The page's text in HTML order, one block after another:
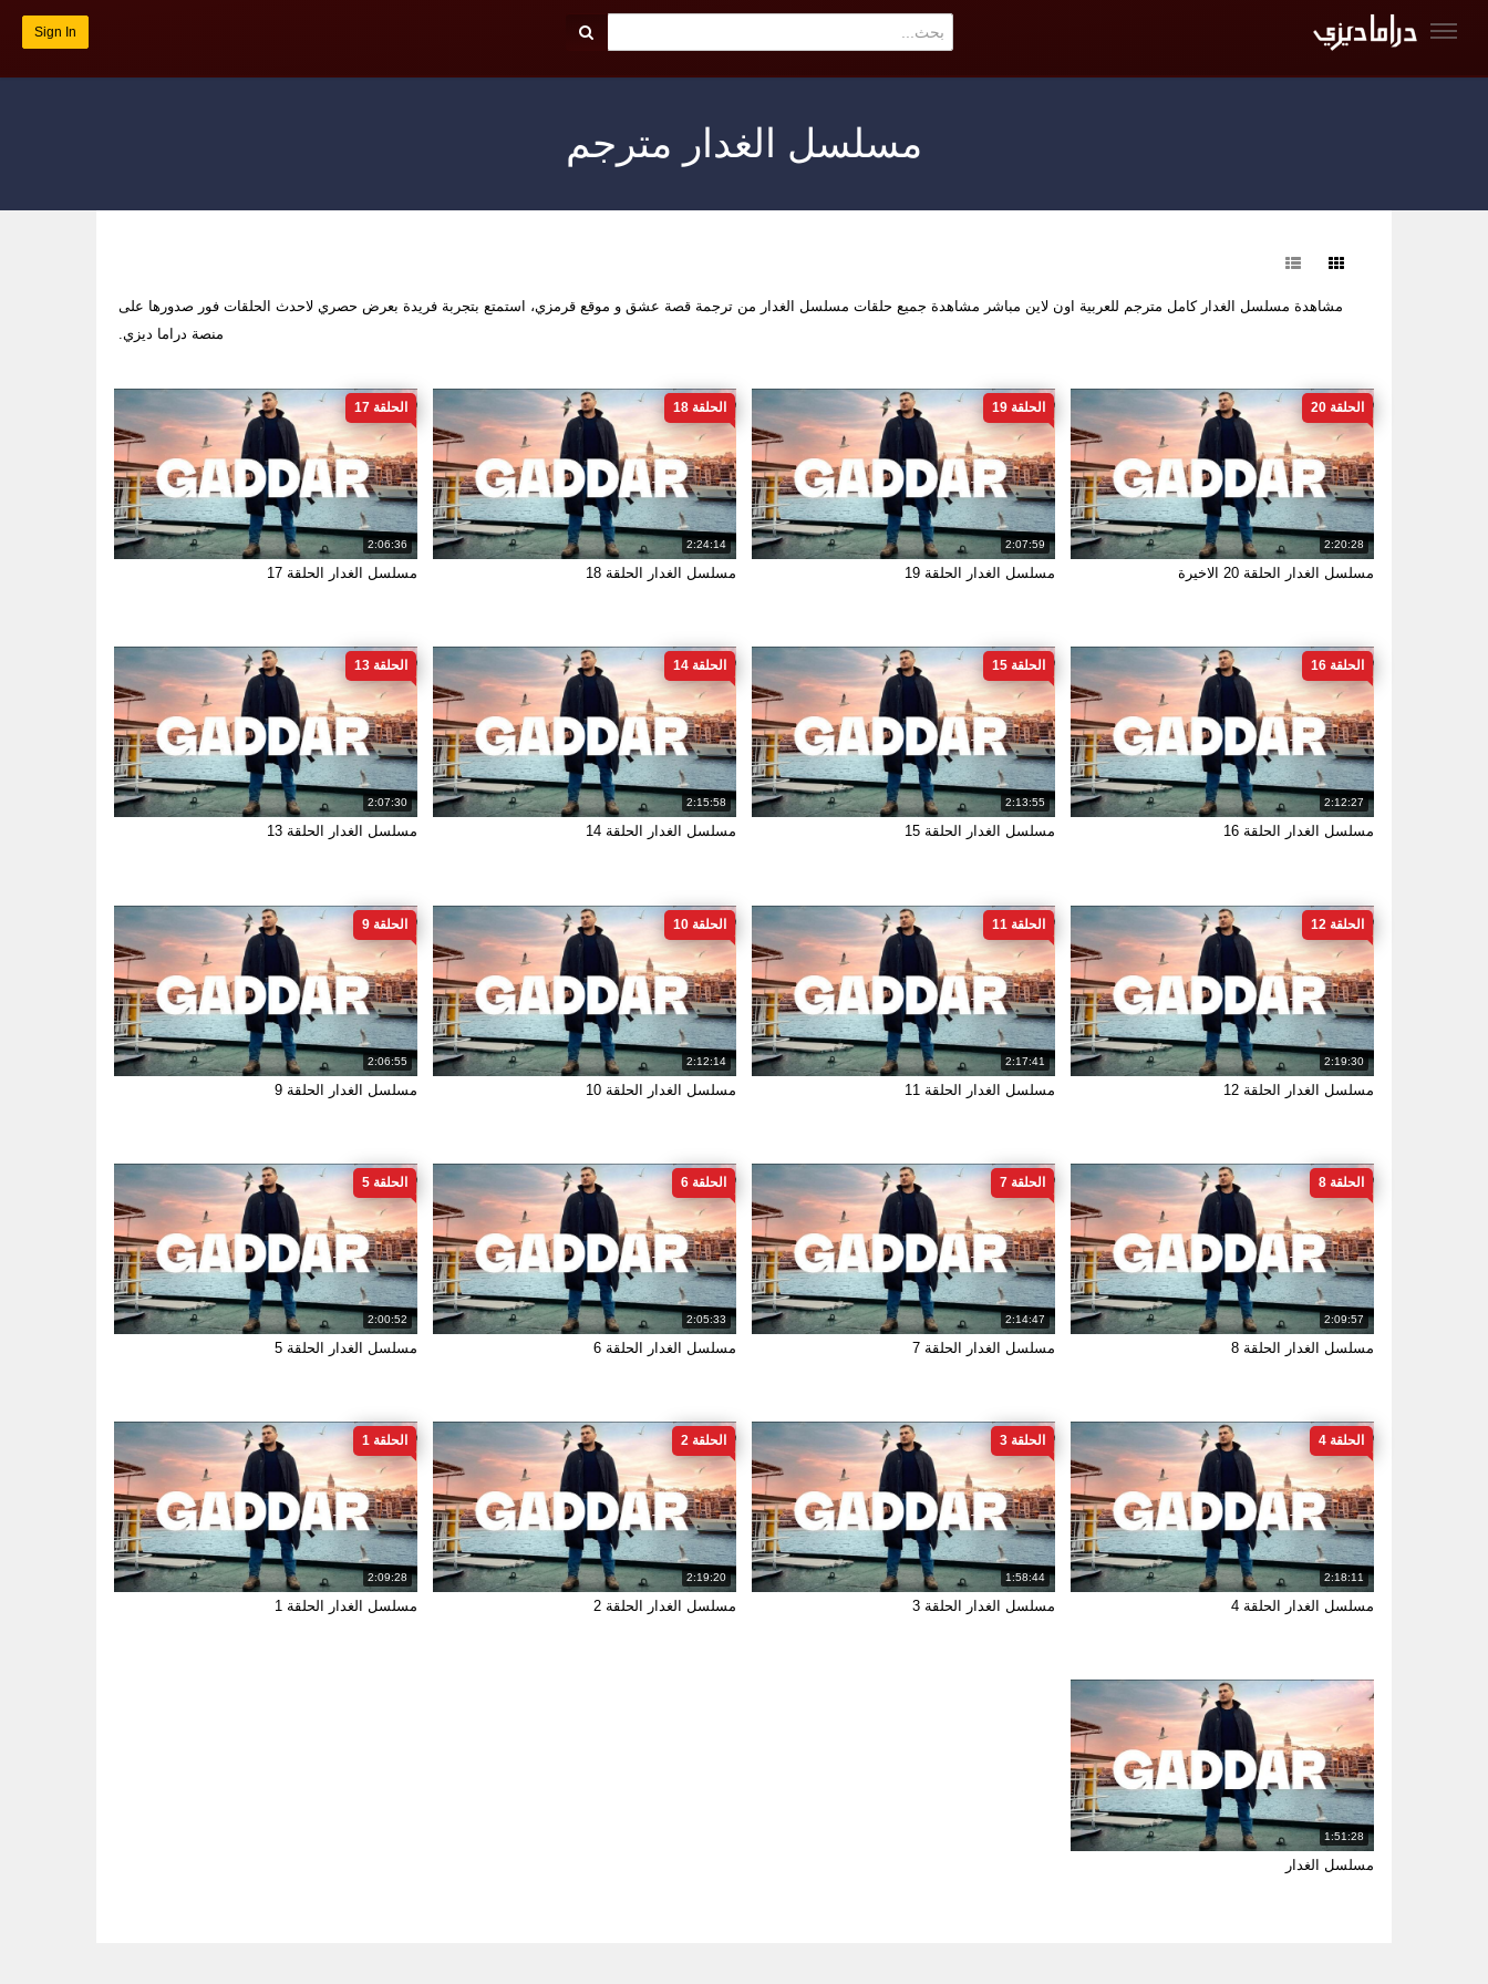
Sign In
مسلسل الغدار مترجم
مشاهدة مسلسل الغدار كامل مترجم للعربية اون لاين مباشر مشاهدة جميع حلقات مسلسل الغدار من ترجمة قصة عشق و موقع قرمزي، استمتع بتجربة فريدة بعرض حصري لاحدث الحلقات فور صدورها على
منصة دراما ديزي.
2:20:28
الحلقة 20
مسلسل الغدار الحلقة 20 الاخيرة
2:07:59
الحلقة 19
مسلسل الغدار الحلقة 19
2:24:14
الحلقة 18
مسلسل الغدار الحلقة 18
2:06:36
الحلقة 17
مسلسل الغدار الحلقة 17
2:12:27
الحلقة 16
مسلسل الغدار الحلقة 16
2:13:55
الحلقة 15
مسلسل الغدار الحلقة 15
2:15:58
الحلقة 14
مسلسل الغدار الحلقة 14
2:07:30
الحلقة 13
مسلسل الغدار الحلقة 13
2:19:30
الحلقة 12
مسلسل الغدار الحلقة 12
2:17:41
الحلقة 11
مسلسل الغدار الحلقة 11
2:12:14
الحلقة 10
مسلسل الغدار الحلقة 10
2:06:55
الحلقة 9
مسلسل الغدار الحلقة 9
2:09:57
الحلقة 8
مسلسل الغدار الحلقة 8
2:14:47
الحلقة 7
مسلسل الغدار الحلقة 7
2:05:33
الحلقة 6
مسلسل الغدار الحلقة 6
2:00:52
الحلقة 5
مسلسل الغدار الحلقة 5
2:18:11
الحلقة 4
مسلسل الغدار الحلقة 4
1:58:44
الحلقة 3
مسلسل الغدار الحلقة 3
2:19:20
الحلقة 2
مسلسل الغدار الحلقة 2
2:09:28
الحلقة 1
مسلسل الغدار الحلقة 1
1:51:28
مسلسل الغدار